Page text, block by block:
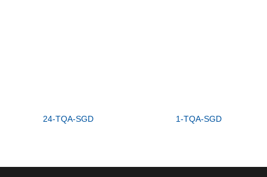
24-TQA-SGD 1-TQA-SGD